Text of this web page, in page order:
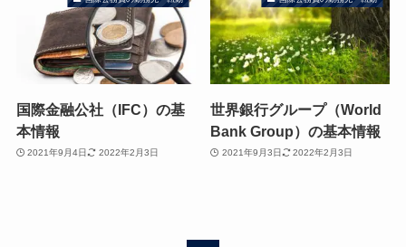
国際金融公社（IFC）の基
本情報
2021年9月4日 2022年2月3日
世界銀行グループ（World
Bank Group）の基本情報
2021年9月3日 2022年2月3日